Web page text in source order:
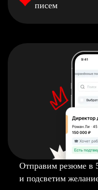
писем
Отправим резюме в
и подсветим